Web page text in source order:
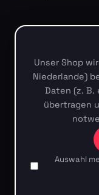
Unser Shop
Niederlande)
Daten (z. B.
übertragen
Auswahl